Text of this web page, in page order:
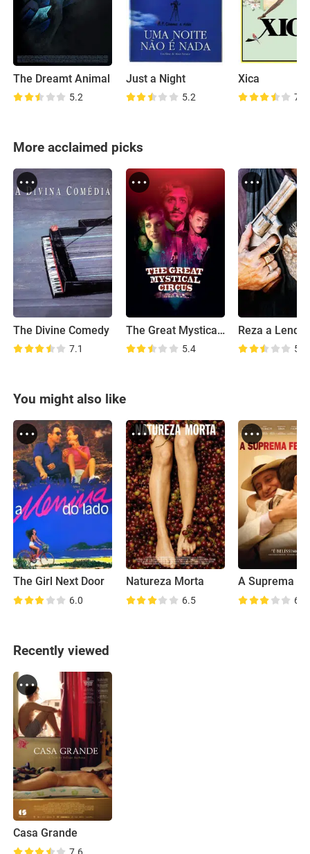
The Dreamt Animal
5.2
Just a Night
5.2
Xica
7.0
More acclaimed picks
The Divine Comedy
7.1
The Great Mystical Circus
5.4
Reza a Lenda
5.4
You might also like
The Girl Next Door
6.0
Natureza Morta
6.5 6.2
Recently viewed
Casa Grande
7.6